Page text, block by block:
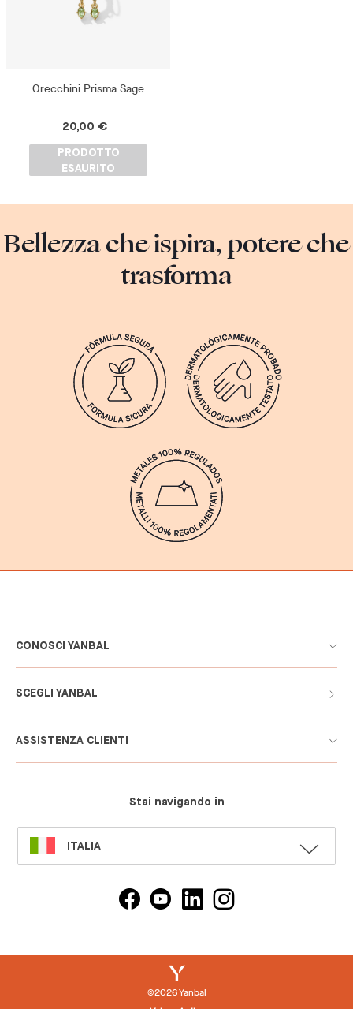
Orecchini Prisma Sage
20,00 €
PRODOTTO
ESAURITO
Bellezza che ispira, potere che
trasforma
CONOSCI YANBAL
SCEGLI YANBAL
ASSISTENZA CLIENTI
Stai navigando in
SELECT
LANGUAGE
ITALIA
©2026 Yanbal